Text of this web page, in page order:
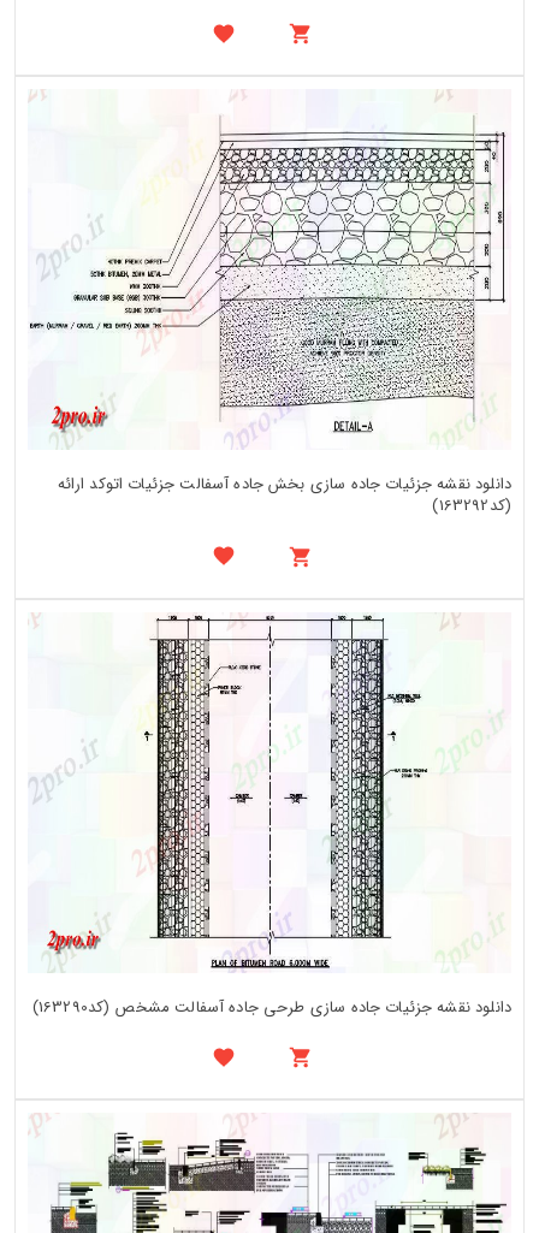
دانلود نقشه جزئیات جاده سازی بخش جاده آسفالت جزئیات اتوکد ارائه
(کد163292)
دانلود نقشه جزئیات جاده سازی طرحی جاده آسفالت مشخص (کد163290)